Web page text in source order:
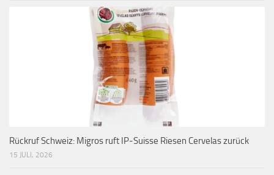
Rückruf Schweiz: Migros ruft IP-Suisse Riesen Cervelas zurück
15 JULI, 2026